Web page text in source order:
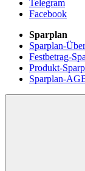
Telegram
Facebook
Sparplan
Sparplan-
Festbetrag-
Produkt-
Sparplan-